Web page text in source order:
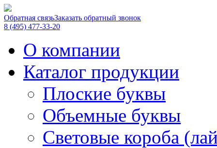
Обратная связьЗаказать обратный звонок
8 (495) 477-33-20
О компании
Каталог продукции
Плоские буквы
Объемные буквы
Световые короба